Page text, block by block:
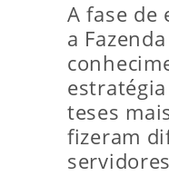
A fase de
a
teses
fizeram